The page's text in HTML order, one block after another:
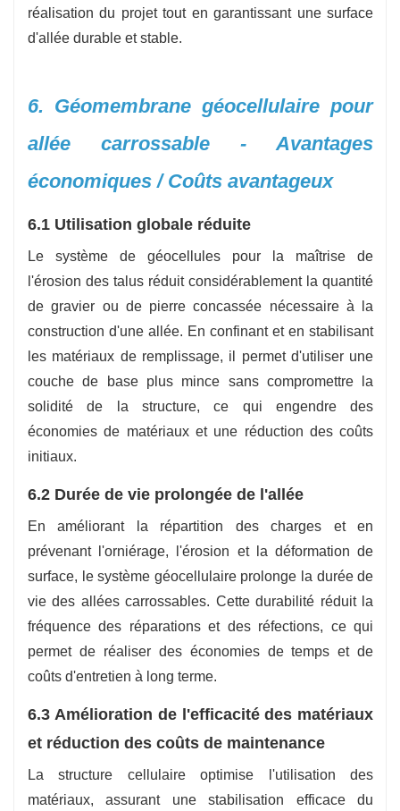
réalisation du projet tout en garantissant une surface
d'allée durable et stable.
6. Géomembrane géocellulaire pour
allée carrossable - Avantages
économiques / Coûts avantageux
6.1 Utilisation globale réduite
Le système de géocellules pour la maîtrise de
l'érosion des talus réduit considérablement la quantité
de gravier ou de pierre concassée nécessaire à la
construction d'une allée. En confinant et en stabilisant
les matériaux de remplissage, il permet d'utiliser une
couche de base plus mince sans compromettre la
solidité de la structure, ce qui engendre des
économies de matériaux et une réduction des coûts
initiaux.
6.2 Durée de vie prolongée de l'allée
En améliorant la répartition des charges et en
prévenant l'orniérage, l'érosion et la déformation de
surface, le système géocellulaire prolonge la durée de
vie des allées carrossables. Cette durabilité réduit la
fréquence des réparations et des réfections, ce qui
permet de réaliser des économies de temps et de
coûts d'entretien à long terme.
6.3 Amélioration de l'efficacité des matériaux
et réduction des coûts de maintenance
La structure cellulaire optimise l'utilisation des
matériaux, assurant une stabilisation efficace du